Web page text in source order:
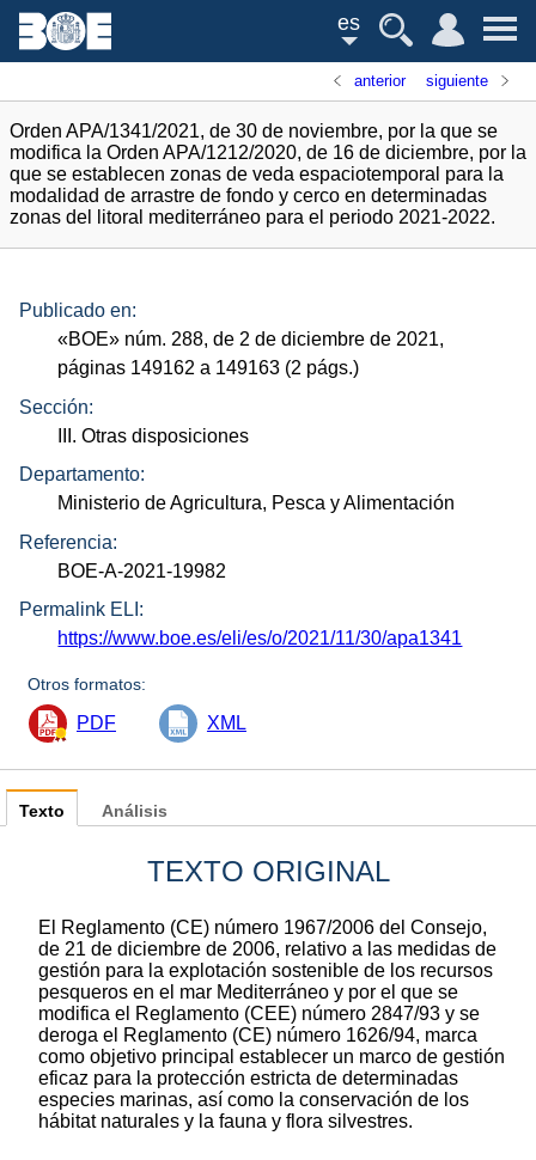
es
anterior siguiente
Orden APA/1341/2021, de 30 de noviembre, por la que se
modifica la Orden APA/1212/2020, de 16 de diciembre, por la
que se establecen zonas de veda espaciotemporal para la
modalidad de arrastre de fondo y cerco en determinadas
zonas del litoral mediterráneo para el periodo 2021-2022.
Publicado en:
«BOE» núm. 288, de 2 de diciembre de 2021,
páginas 149162 a 149163 (2 págs.)
Sección:
III. Otras disposiciones
Departamento:
Ministerio de Agricultura, Pesca y Alimentación
Referencia:
BOE-A-2021-19982
Permalink ELI:
https://www.boe.es/eli/es/o/2021/11/30/apa1341
Otros formatos:
PDF XML
Texto
TEXTO ORIGINAL
El Reglamento (CE) número 1967/2006 del Consejo,
de 21 de diciembre de 2006, relativo a las medidas de
gestión para la explotación sostenible de los recursos
pesqueros en el mar Mediterráneo y por el que se
modifica el Reglamento (CEE) número 2847/93 y se
deroga el Reglamento (CE) número 1626/94, marca
como objetivo principal establecer un marco de gestión
eficaz para la protección estricta de determinadas
especies marinas, así como la conservación de los
hábitat naturales y la fauna y flora silvestres.
Análisis